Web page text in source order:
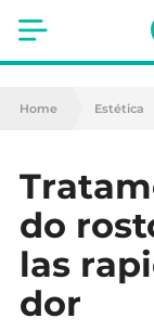
Saúde
Fitness
Home Estética
do
las
dor